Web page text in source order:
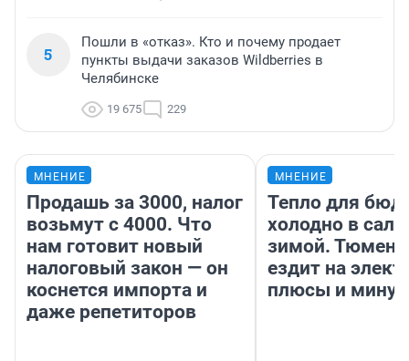
5
Пошли в «отказ». Кто и почему продает
пункты выдачи заказов Wildberries в
Челябинске
19 675 229
МНЕНИЕ
Продашь за 3000, налог
возьмут с 4000. Что
нам готовит новый
налоговый закон — он
коснется импорта и
даже репетиторов
МНЕНИЕ
Тепло для
холодно в
зимой.
ездит на
плюсы и